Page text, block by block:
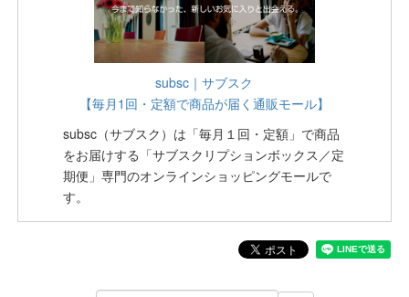
subsc｜サブスク
【毎月1回・定額で商品が届く通販モール】
subsc（サブスク）は「毎月１回・定額」で商品
をお届けする「サブスクリプションボックス／定
期便」専門のオンラインショッピングモールで
す。